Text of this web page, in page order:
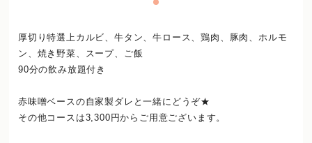
厚切り特選上カルビ、牛タン、牛ロース、鶏肉、豚肉、ホルモ
ン、焼き野菜、スープ、ご飯
90分の飲み放題付き
赤味噌ベースの自家製ダレと一緒にどうぞ★
その他コースは3,300円からご用意ございます。